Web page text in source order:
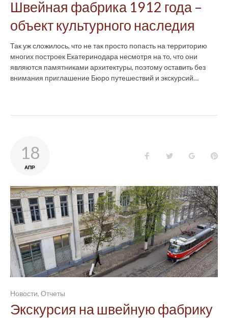
Швейная фабрика 1912 года –
объект культурного наследия
Так уж сложилось, что не так просто попасть на территорию
многих построек Екатеринодара несмотря на то, что они
являются памятниками архитектуры, поэтому оставить без
внимания приглашение Бюро путешествий и экскурсий…
18
АПР
FacebookTwitter Google+
Новости, Отчеты
Экскурсия на швейную фабрику